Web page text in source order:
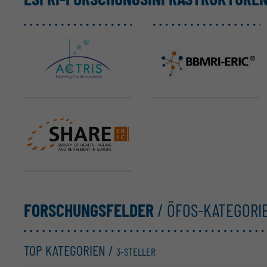
FORSCHUNGSFELDER/ ÖFOS-
TOP KATEGORIEN /3-STELLER